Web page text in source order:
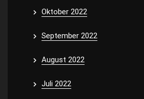
Oktober 2022
September 2022
August 2022
Juli 2022